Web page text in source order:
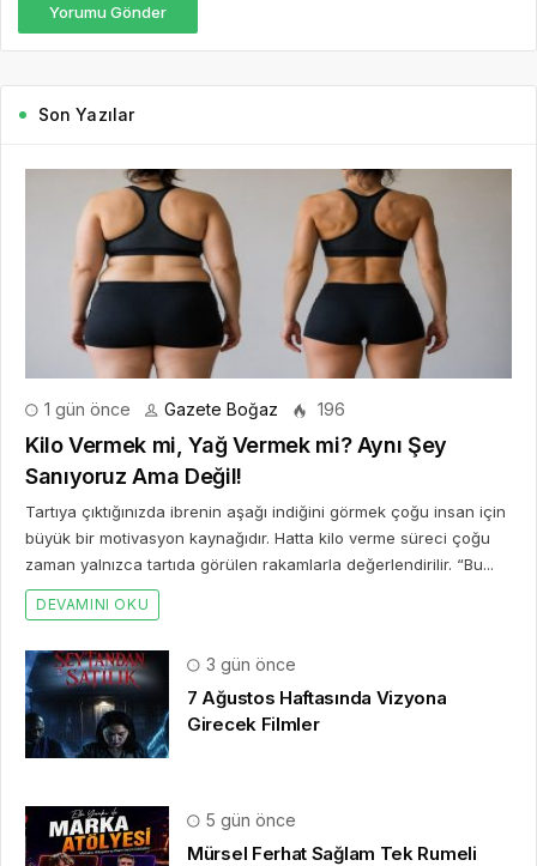
Yorumu Gönder
Son Yazılar
1 gün önce Gazete Boğaz 196
Kilo Vermek mi, Yağ Vermek mi? Aynı Şey
Sanıyoruz Ama Değil!
Tartıya çıktığınızda ibrenin aşağı indiğini görmek çoğu insan için
büyük bir motivasyon kaynağıdır. Hatta kilo verme süreci çoğu
zaman yalnızca tartıda görülen rakamlarla değerlendirilir. “Bu...
DEVAMINI OKU
3 gün önce
7 Ağustos Haftasında Vizyona
Girecek Filmler
5 gün önce
Mürsel Ferhat Sağlam Tek Rumeli